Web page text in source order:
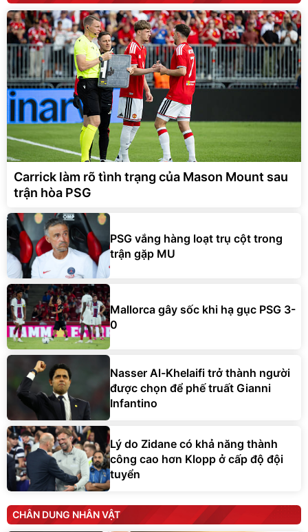
Carrick làm rõ tình trạng của Mason Mount sau
trận hòa PSG
PSG vắng hàng loạt trụ cột trong
trận gặp MU
Mallorca gây sốc khi hạ gục PSG 3-
0
Nasser Al-Khelaifi trở thành người
được chọn để phế truất Gianni
Infantino
Lý do Zidane có khả năng thành
công cao hơn Klopp ở cấp độ đội
tuyển
CHÂN DUNG NHÂN VẬT